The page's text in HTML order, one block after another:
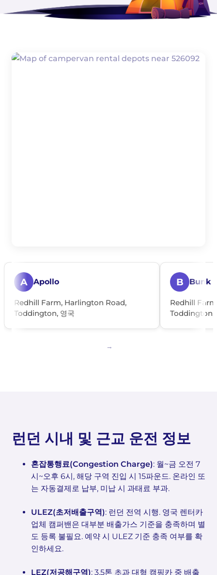
A Apollo
Redhill Farm, Harlington Road,
Toddington, 영국
B Bunk
Redhill
Toddington,
런던 시내 및 근교 운전 정보
혼잡통행료(Congestion Charge): 월~금 오전 7
시~오후 6시, 해당 구역 진입 시 15파운드. 온라인 또
는 자동결제로 납부, 미납 시 과태료 부과.
ULEZ(초저배출구역): 런던 전역 시행. 영국 렌터카
업체 캠퍼밴은 대부분 배출가스 기준을 충족하며 별
도 등록 불필요. 예약 시 ULEZ 기준 충족 여부를 확
인하세요.
LEZ(저공해구역): 3.5톤 초과 대형 캠핑카 중 배출